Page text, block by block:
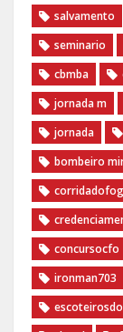
salvamento
seminario
cbmba
jornada m
jornada
bombeiro
concursocfo
ironman703